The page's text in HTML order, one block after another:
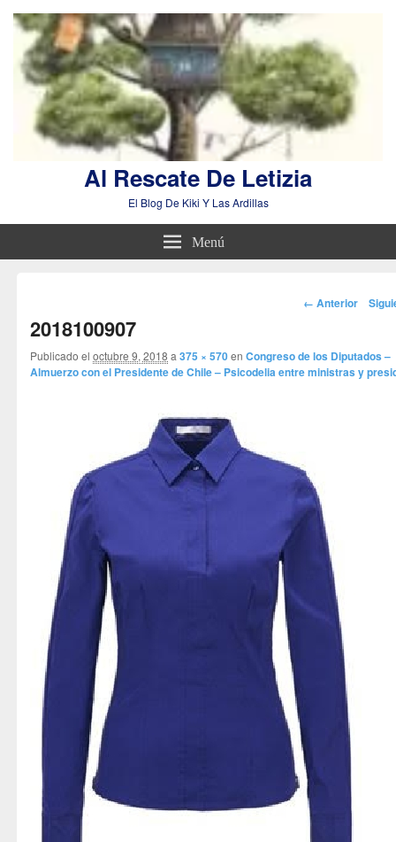
Al Rescate De Letizia
El Blog De Kiki Y Las Ardillas
Menú
Navegador
← Anterior
2018100907
Publicado el octubre 9, 2018 a375 × 570enCongreso de los Diputados –
Almuerzo con el Presidente de Chile – Psicodelia entre ministras y